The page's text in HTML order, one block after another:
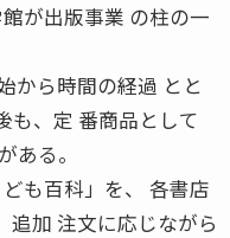
が出版事業 の柱の一
から時間の経過 とと
も、定 番商品として
ある。
も百科」を、 各書店
追加 注文に応じながら